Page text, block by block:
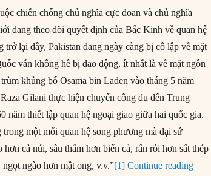
chiến chống chủ nghĩa cực đoan và chủ nghĩa
đang theo dõi quyết định của Bắc Kinh về quan hệ
lại đây, Pakistan đang ngày càng bị cô lập về mặt
vẫn không hề bị dao động, ít nhất là về mặt ngôn
khủng bố Osama bin Laden vào tháng 5 năm
Gilani thực hiện chuyến công du đến Trung
năm thiết lập quan hệ ngoại giao giữa hai quốc gia.
một mối quan hệ song phương mà đại sứ
cả núi, sâu thẳm hơn biển cả, rắn rỏi hơn sắt thép
ngào hơn mật ong, v.v.”[1] Continue reading